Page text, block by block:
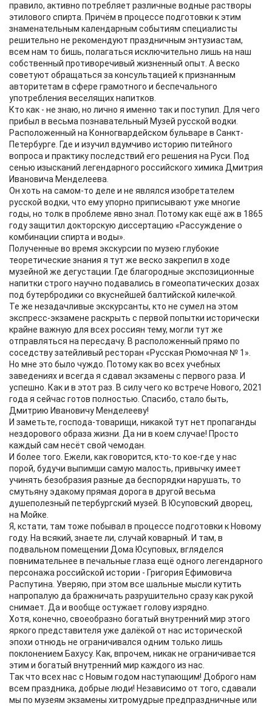
правило, активно потребляет различные водные растворы
этилового спирта. Причём в процессе подготовки к этим
знаменательным календарным событиям специалисты
решительно не рекомендуют праздничным энтузиастам,
всем нам то бишь, полагаться исключительно лишь на наш
собственный противоречивый жизненный опыт. А веско
советуют обращаться за консультацией к признанным
авторитетам в сфере грамотного и беспечального
употребления веселящих напитков.
Кто как - не знаю, но лично я именно так и поступил. Для чего
прибыл в весьма познавательный Музей русской водки.
Расположенный на Конногвардейском бульваре в Санкт-
Петербурге. Где и изучил вдумчиво историю питейного
вопроса и практику последствий его решения на Руси. Под
сенью изысканий легендарного российского химика Дмитрия
Ивановича Менделеева.
Он хоть на самом-то деле и не являлся изобретателем
русской водки, что ему упорно приписывают уже многие
годы, но толк в проблеме явно знал. Потому как ещё аж в 1865
году защитил докторскую диссертацию «Рассуждение о
комбинации спирта и воды».
Полученные во время экскурсии по музею глубокие
теоретические знания я тут же веско закрепил в ходе
музейной же дегустации. Где благородные экспозиционные
напитки строго научно подавались в гомеопатических дозах
под бутербродики со вкуснейшей балтийской килечкой.
Те же незадачливые экскурсанты, кто не сумел на этом
экспресс-экзамене раскрыть с первой попытки исторически
крайне важную для всех россиян тему, могли тут же
отправляться на пересдачу. В расположенный прямо по
соседству затейливый ресторан «Русская Рюмочная № 1».
Но мне это было чуждо. Потому как во всех учебных
заведениях и всегда я сдавал экзамены с первого раза. И
успешно. Как и в этот раз. В силу чего ко встрече Нового, 2021
года я сейчас готов полностью. Спасибо, стало быть,
Дмитрию Ивановичу Менделееву!
И заметьте, господа-товарищи, никакой тут нет пропаганды
нездорового образа жизни. Да ни в коем случае! Просто
каждый сам несёт свой чемодан.
И более того. Ежели, как говорится, кто-то кое-где у нас
порой, будучи выпимши самую малость, привычку имеет
учинять безобразия разные да беспорядки нарушать, то
смутьяну эдакому прямая дорога в другой весьма
душеполезный петербургский музей. В Юсуповский дворец,
на Мойке.
Я, кстати, там тоже побывал в процессе подготовки к Новому
году. На всякий, знаете ли, случай коварный. И там, в
подвальном помещении Дома Юсуповых, вгляделся
повнимательнее в печальные глаза ещё одного легендарного
персонажа российской истории - Григория Ефимовича
Распутина. Уверяю, при этом все шальные мысли кутить
напропалую да бражничать разрушительно сразу как рукой
снимает. Да и вообще остужает голову изрядно.
Хотя, конечно, своеобразно богатый внутренний мир этого
яркого представителя уже далёкой от нас исторической
эпохи отнюдь не ограничивался одним только лишь
поклонением Бахусу. Как, впрочем, никак не ограничивается
этим и богатый внутренний мир каждого из нас.
Так что всех нас с Новым годом наступающим! Доброго нам
всем праздника, добрые люди! Независимо от того, сдавали
мы по музеям экзамены хитромудрые предпраздничные или